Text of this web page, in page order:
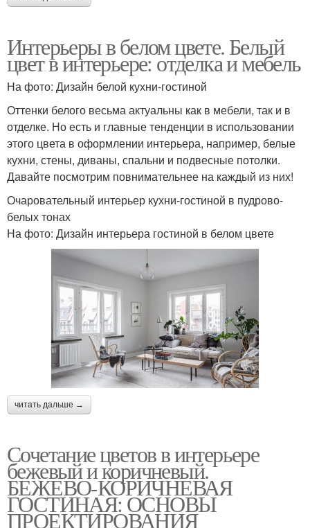
Интерьеры в белом цвете. Белый
цвет в интерьере: отделка и мебель
На фото: Дизайн белой кухни-гостиной
Оттенки белого весьма актуальны как в мебели, так и в
отделке. Но есть и главные тенденции в использовании
этого цвета в оформлении интерьера, например, белые
кухни, стены, диваны, спальни и подвесные потолки.
Давайте посмотрим повнимательнее на каждый из них!
Очаровательный интерьер кухни-гостиной в пудрово-
белых тонах
На фото: Дизайн интерьера гостиной в белом цвете
читать дальше →
Сочетание цветов в интерьере
бежевый и коричневый.
БЕЖЕВО-КОРИЧНЕВАЯ
ГОСТИНАЯ: ОСНОВЫ
ПРОЕКТИРОВАНИЯ